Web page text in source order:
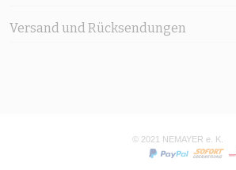
Versand und Rücksendungen
© 2021 NEMAYER e. K.